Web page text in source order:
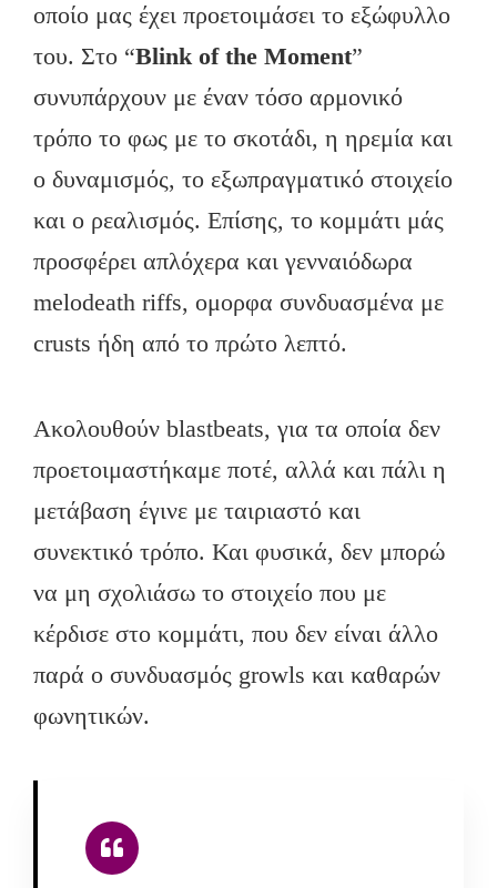
οποίο μας έχει προετοιμάσει το εξώφυλλο
του. Στο “Blink of the Moment”
συνυπάρχουν με έναν τόσο αρμονικό
τρόπο το φως με το σκοτάδι, η ηρεμία και
ο δυναμισμός, το εξωπραγματικό στοιχείο
και ο ρεαλισμός. Επίσης, το κομμάτι μάς
προσφέρει απλόχερα και γενναιόδωρα
melodeath riffs, oμορφα συνδυασμένα με
crusts ήδη από το πρώτο λεπτό.
Ακολουθούν blastbeats, για τα οποία δεν
προετοιμαστήκαμε ποτέ, αλλά και πάλι η
μετάβαση έγινε με ταιριαστό και
συνεκτικό τρόπο. Και φυσικά, δεν μπορώ
να μη σχολιάσω το στοιχείο που με
κέρδισε στο κομμάτι, που δεν είναι άλλο
παρά ο συνδυασμός growls και καθαρών
φωνητικών.